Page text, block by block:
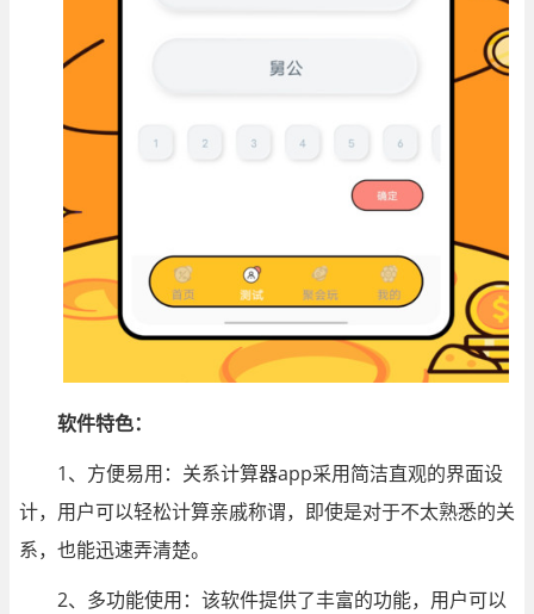
软件特色：
1、方便易用：关系计算器app采用简洁直观的界面设
计，用户可以轻松计算亲戚称谓，即使是对于不太熟悉的关
系，也能迅速弄清楚。
2、多功能使用：该软件提供了丰富的功能，用户可以